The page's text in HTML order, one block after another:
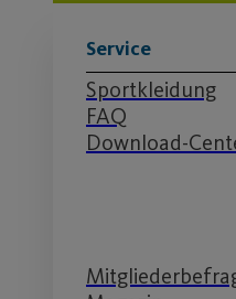
Service
Sportkleidung
FAQ
Download-